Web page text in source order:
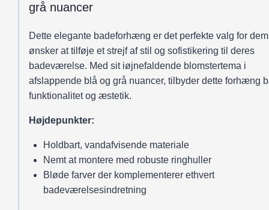
grå nuancer
Dette elegante badeforhæng er det perfekte valg for
ønsker at tilføje et strejf af stil og sofistikering til deres
badeværelse. Med sit iøjnefaldende blomstertema i
afslappende blå og grå nuancer, tilbyder dette forhæng
funktionalitet og æstetik.
Højdepunkter:
Holdbart, vandafvisende materiale
Nemt at montere med robuste ringhuller
Bløde farver der komplementerer ethvert
badeværelsesindretning